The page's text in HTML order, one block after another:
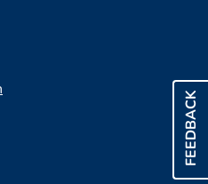
FEEDBACK